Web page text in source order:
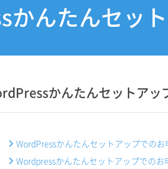
かんたんセッ
かんたんセットアッ
WordPressかんたんセットアップでの
Wordpressかんたんセットアップでの